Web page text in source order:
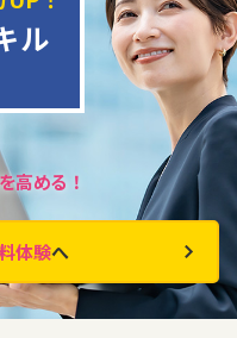
ル
高める！
体験へ